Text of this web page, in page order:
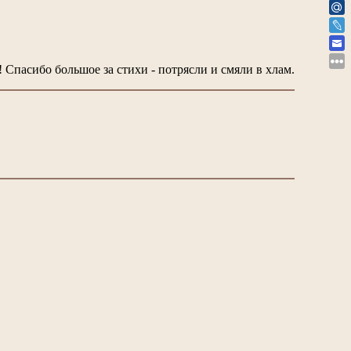
большое за стихи - потрясли и смяли в хлам.